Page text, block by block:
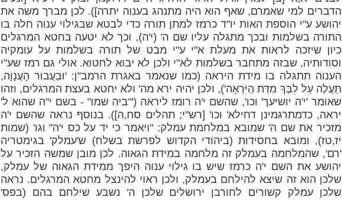
הדברים למי שאמרם, שאף הוא היה מתנהג בענוה יתרה]). לכן מברך משה את
יהושע ע"י הוספת האות יו"ד כרמז למתן תורה כדי לבטא שבגילוי ענוה חלה בו
התורה בשלמות ובכך מתגלה עליו שם ה' (י'ה), וכך לא יטעה בחטא המרגלים
כיון שיזכה לראות את מעלת א"י ע"י מבט של תורה בשלמות על עומקיה
וסודותיה, שבזה מתחבר בשלמות לא"י ולכן לא יבוא לחטוא. אולי גם רמז שע"י
הענוה תתגלה בו מידת היראה (כמו שנאמר באגרת הרמב"ן: 'וּבַעֲבוּר הָעֲנָוָה,
תַּעֲלֶה עַל לִבְּךָ מִדַּת הַיִּרְאָה'), ולכן יהיה ירא מה' ולא יחטא בעצת המרגלים, וזהו
שאומר 'י'ה יושיעך' וכו', שהשם י'ה רומז ליראה ('"ביה שמו" - בשם י"ה שהוא ל'
יראה, כדמתרגמינן דחילא' וכו' [רש"י; תהלים סח,ה]). בנוסף נראה שהשם י'ה
מזכיר את שם ה' שמובא במלחמת עמלק: "ויאמר כי יד על כס י'ה" וגו' (שמות
יז,טז), ומובא בחסידות (ביהודי הקדוש לפרשת בשלח) ש'עמלק' בגימטריה
'רם', שהמלחמה בעמלק זה מלחמה במידת הגאוה. לכן מובן שמשה הזכיר על
יהושע את השם י'ה כרמז שיש בו גילוי ענוה היפך ממידת הגאוה של עמלק,
שלכן הוא זה שיצא להילחם בעמלק, ולכן ראוי להינצל מחטא המרגלים. נראה
שלכן עמלק קשורים לחורבן ירושלים שלכן ה' נשבע שילחם בהם (בפס'